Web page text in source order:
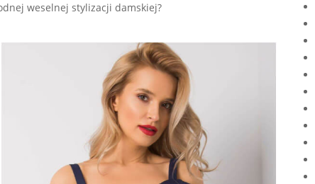
weselnej stylizacji damskiej?